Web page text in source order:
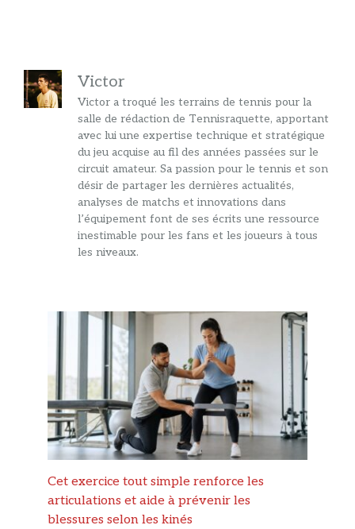
Victor
Victor a troqué les terrains de tennis pour la
salle de rédaction de Tennisraquette, apportant
avec lui une expertise technique et stratégique
du jeu acquise au fil des années passées sur le
circuit amateur. Sa passion pour le tennis et son
désir de partager les dernières actualités,
analyses de matchs et innovations dans
l’équipement font de ses écrits une ressource
inestimable pour les fans et les joueurs à tous
les niveaux.
Cet exercice tout simple renforce les
articulations et aide à prévenir les
blessures selon les kinés